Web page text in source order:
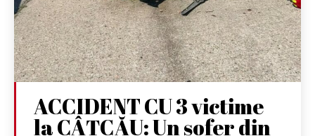
ACCIDENT CU 3 victime
la CÂȚCĂU: Un șofer din